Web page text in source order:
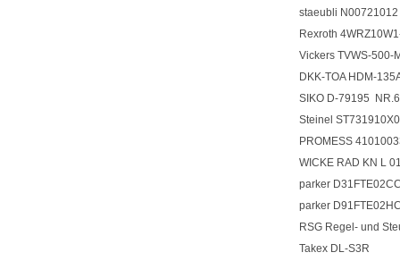
staeubli
Rexroth
Vickers TVWS-500-
DKK-TOA HDM-
SIKO D-79195
Steinel
PROMESS
WICKE RAD KN L
parker
parker
RSG Regel- und
Takex DL-S3R